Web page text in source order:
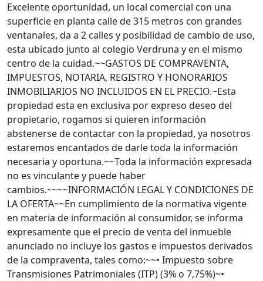
Excelente oportunidad, un local comercial con una
superficie en planta calle de 315 metros con grandes
ventanales, da a 2 calles y posibilidad de cambio de uso,
esta ubicado junto al colegio Verdruna y en el mismo
centro de la cuidad.~~GASTOS DE COMPRAVENTA,
IMPUESTOS, NOTARIA, REGISTRO Y HONORARIOS
INMOBILIARIOS NO INCLUIDOS EN EL PRECIO.~Esta
propiedad esta en exclusiva por expreso deseo del
propietario, rogamos si quieren información
abstenerse de contactar con la propiedad, ya nosotros
estaremos encantados de darle toda la información
necesaria y oportuna.~~Toda la información expresada
no es vinculante y puede haber
cambios.~~~~INFORMACIÓN LEGAL Y CONDICIONES DE
LA OFERTA~~En cumplimiento de la normativa vigente
en materia de información al consumidor, se informa
expresamente que el precio de venta del inmueble
anunciado no incluye los gastos e impuestos derivados
de la compraventa, tales como:~~• Impuesto sobre
Transmisiones Patrimoniales (ITP) (3% o 7,75%)~•